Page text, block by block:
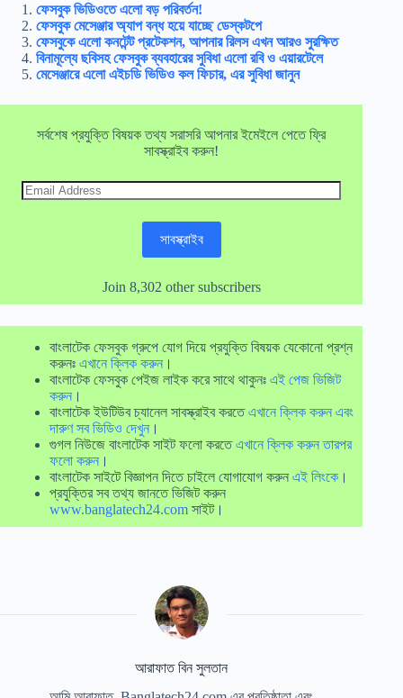
ফেসবুক ভিডিওতে এলো বড় পরিবর্তন!
ফেসবুক মেসেঞ্জার অ্যাপ বন্ধ হয়ে যাচ্ছে ডেস্কটপে
ফেসবুকে এলো কনটেন্ট প্রটেকশন, আপনার রিলস এখন আরও সুরক্ষিত
বিনামূল্যে ছবিসহ ফেসবুক ব্যবহারের সুবিধা এলো রবি ও এয়ারটেলে
মেসেঞ্জারে এলো এইচডি ভিডিও কল ফিচার, এর সুবিধা জানুন
সর্বশেষ প্রযুক্তি বিষয়ক তথ্য সরাসরি আপনার ইমেইলে পেতে ফ্রি
সাবস্ক্রাইব করুন!
Email
Address
সাবস্ক্রাইব
Join 8,302 other subscribers
বাংলাটেক ফেসবুক গ্রুপে যোগ দিয়ে প্রযুক্তি বিষয়ক যেকোনো প্রশ্ন
করুনঃ এখানে ক্লিক করুন ।
বাংলাটেক ফেসবুক পেইজ লাইক করে সাথে থাকুনঃ এই পেজ ভিজিট
করুন ।
বাংলাটেক ইউটিউব চ্যানেল সাবস্ক্রাইব করতেএখানে ক্লিক করুন এবং
দারুণ সব ভিডিও দেখুন ।
গুগল নিউজে বাংলাটেক সাইট ফলো করতেএখানে ক্লিক করুন তারপর
ফলো করুন ।
বাংলাটেক সাইটে বিজ্ঞাপন দিতে চাইলে যোগাযোগ করুন এই লিংকে ।
প্রযুক্তির সব তথ্য জানতে ভিজিট করুন
www.banglatech24.com সাইট।
আরাফাত বিন সুলতান